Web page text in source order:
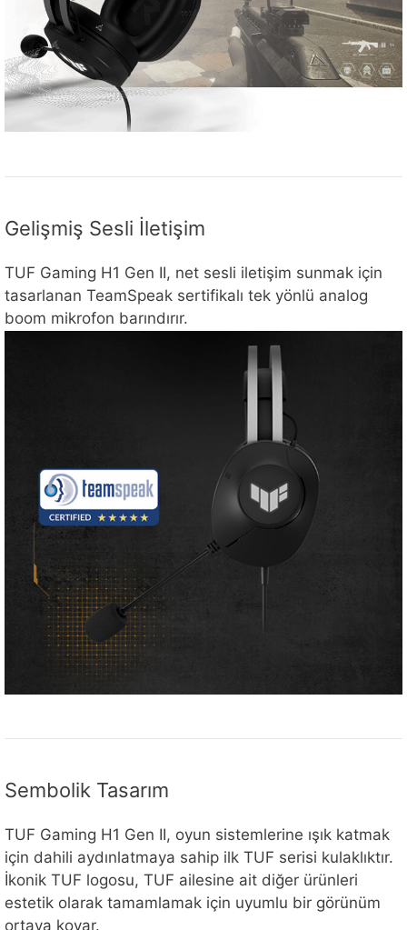
Gelişmiş Sesli İletişim
TUF Gaming H1 Gen II, net sesli iletişim sunmak için
tasarlanan TeamSpeak sertifikalı tek yönlü analog
boom mikrofon barındırır.
Sembolik Tasarım
TUF Gaming H1 Gen II, oyun sistemlerine ışık katmak
için dahili aydınlatmaya sahip ilk TUF serisi kulaklıktır.
İkonik TUF logosu, TUF ailesine ait diğer ürünleri
estetik olarak tamamlamak için uyumlu bir görünüm
ortaya koyar.